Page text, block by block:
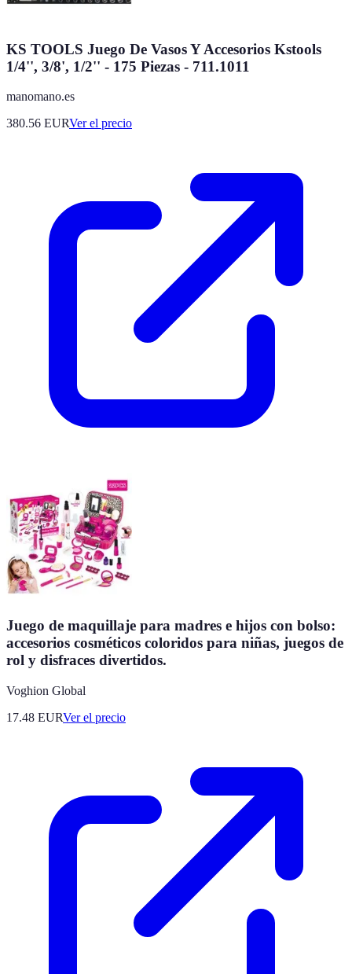
KS TOOLS Juego De Vasos Y Accesorios Kstools
1/4'', 3/8', 1/2'' - 175 Piezas - 711.1011
manomano.es
380.56 EURVer el precio
Juego de maquillaje para madres e hijos con bolso:
accesorios cosméticos coloridos para niñas, juegos de
rol y disfraces divertidos.
Voghion Global
17.48 EURVer el precio